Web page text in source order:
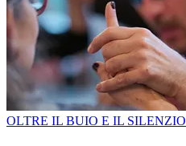
OLTRE IL BUIO E IL SILENZIO